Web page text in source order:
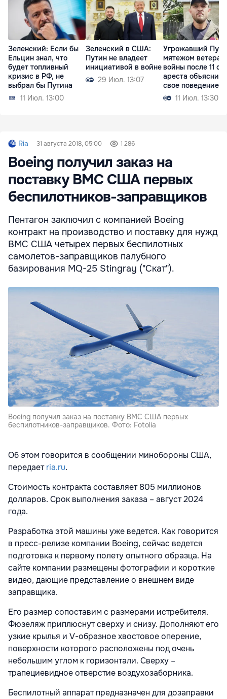
Зеленский: Если бы
Ельцин знал, что
будет топливный
кризис в РФ, не
выбрал бы Путина
11 Июл. 13:00
Зеленский в США:
Путин не владеет
инициативой в войне
29 Июл. 13:07
Угрожавший
мятежом ветеран
войны после 11
ареста объяснил
свое поведение
11 Июл. 13:30
Ria 31 августа 2018, 05:00 1 286
Boeing получил заказ на
поставку ВМС США первых
беспилотников-заправщиков
Пентагон заключил с компанией Boeing
контракт на производство и поставку для нужд
ВМС США четырех первых беспилотных
самолетов-заправщиков палубного
базирования MQ-25 Stingray ("Скат").
Boeing получил заказ на поставку ВМС США первых
беспилотников-заправщиков. Фото: Fotolia
Об этом говорится в сообщении минобороны США,
передаетria.ru.
Стоимость контракта составляет 805 миллионов
долларов. Срок выполнения заказа – август 2024
года.
Разработка этой машины уже ведется. Как говорится
в пресс-релизе компании Boeing, сейчас ведется
подготовка к первому полету опытного образца. На
сайте компании размещены фотографии и короткие
видео, дающие представление о внешнем виде
заправщика.
Его размер сопоставим с размерами истребителя.
Фюзеляж приплюснут сверху и снизу. Дополняют его
узкие крылья и V-образное хвостовое оперение,
поверхности которого расположены под очень
небольшим углом к горизонтали. Сверху –
трапециевидное отверстие воздухозаборника.
Беспилотный аппарат предназначен для дозаправки